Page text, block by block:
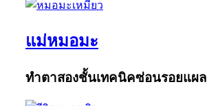
แม่หมอมะ
ทำตาสองชั้นเทคนิคซ่อนรอยแผล